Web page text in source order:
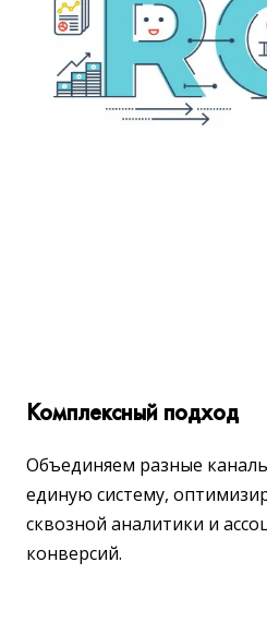
Комплексный подход
Объединяем разные
единую систему,
сквозной аналитики и
конверсий.